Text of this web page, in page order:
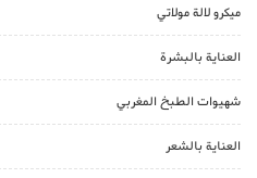
ميكرو لالة مولاتي
العناية بالبشرة
شهيوات الطبخ المغربي
العناية بالشعر